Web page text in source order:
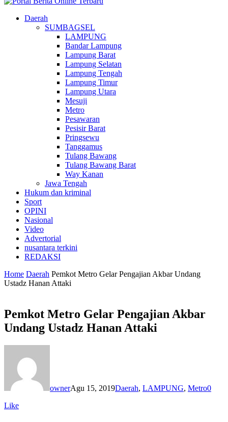
Daerah
SUMBAGSEL
LAMPUNG
Bandar Lampung
Lampung Barat
Lampung Selatan
Lampung Tengah
Lampung Timur
Lampung Utara
Mesuji
Metro
Pesawaran
Pesisir Barat
Pringsewu
Tanggamus
Tulang Bawang
Tulang Bawang Barat
Way Kanan
Jawa Tengah
Hukum dan kriminal
Sport
OPINI
Nasional
Video
Advertorial
nusantara terkini
REDAKSI
Home Daerah Pemkot Metro Gelar Pengajian Akbar Undang
Ustadz Hanan Attaki
Pemkot Metro Gelar Pengajian Akbar
Undang Ustadz Hanan Attaki
ownerAgu 15, 2019Daerah, LAMPUNG, Metro0
Like